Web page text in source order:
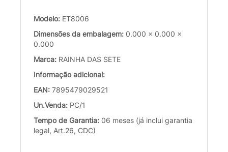
Modelo: ET8006
Dimensões da embalagem: 0.000 x 0.000 x
0.000
Marca: RAINHA DAS SETE
Informação adicional:
EAN: 7895479029521
Un.Venda: PC/1
Tempo de Garantia: 06 meses (já inclui garantia
legal, Art.26, CDC)